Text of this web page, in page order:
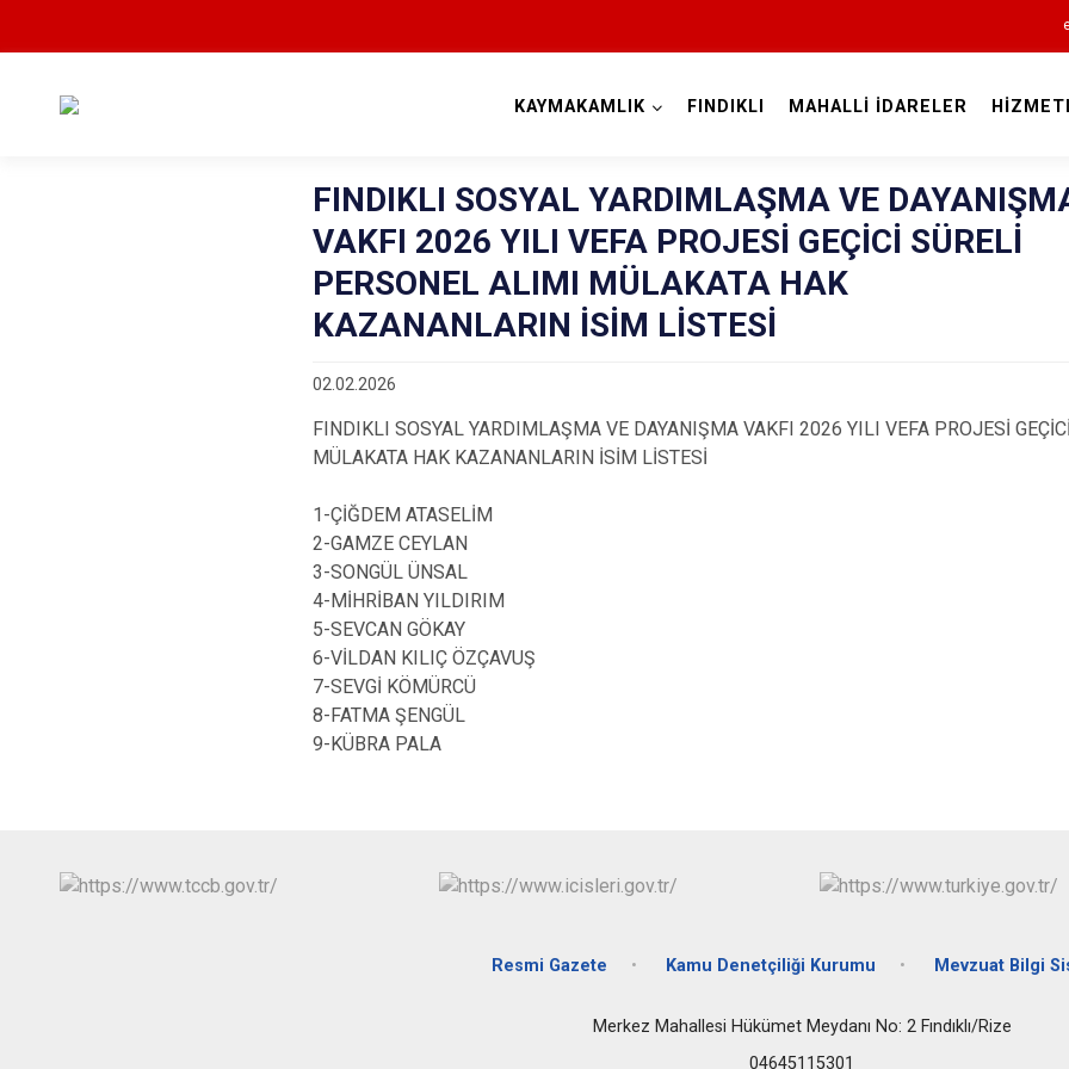
Çamlıhemşin
KAYMAKAMLIK FINDIKLI MAHALLİ İDARELER
FINDIKLI SOSYAL YARDIMLAŞMA VE
VAKFI 2026 YILI VEFA PROJESİ GEÇİCİ SÜRELİ
PERSONEL ALIMI MÜLAKATA HAK
KAZANANLARIN İSİM LİSTESİ
02.02.2026
FINDIKLI SOSYAL YARDIMLAŞMA VE DAYANIŞMA VAKFI 2026 YILI VEFA PROJESİ
MÜLAKATA HAK KAZANANLARIN İSİM LİSTESİ
1-ÇİĞDEM ATASELİM
2-GAMZE CEYLAN
3-SONGÜL ÜNSAL
4-MİHRİBAN YILDIRIM
5-SEVCAN GÖKAY
6-VİLDAN KILIÇ ÖZÇAVUŞ
7-SEVGİ KÖMÜRCÜ
8-FATMA ŞENGÜL
9-KÜBRA PALA
Resmi Gazete Kamu Denetçiliği Kurumu Mevzuat Bilgi
Merkez Mahallesi Hükümet Meydanı No: 2 Fındıklı/Rize
04645115301